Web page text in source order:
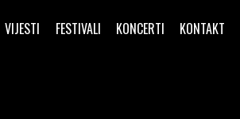
VIJESTI FESTIVALI KONCERTI KONTAKT